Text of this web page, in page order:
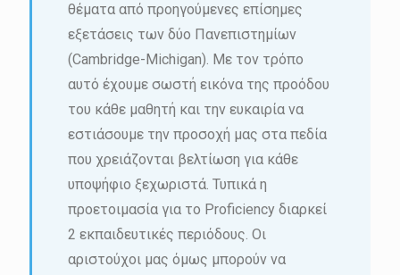
θέματα από προηγούμενες επίσημες
εξετάσεις των δύο Πανεπιστημίων
(Cambridge-Michigan). Με τον τρόπο
αυτό έχουμε σωστή εικόνα της προόδου
του κάθε μαθητή και την ευκαιρία να
εστιάσουμε την προσοχή μας στα πεδία
που χρειάζονται βελτίωση για κάθε
υποψήφιο ξεχωριστά. Τυπικά η
προετοιμασία για το Proficiency διαρκεί
2 εκπαιδευτικές περιόδους. Οι
αριστούχοι μας όμως μπορούν να